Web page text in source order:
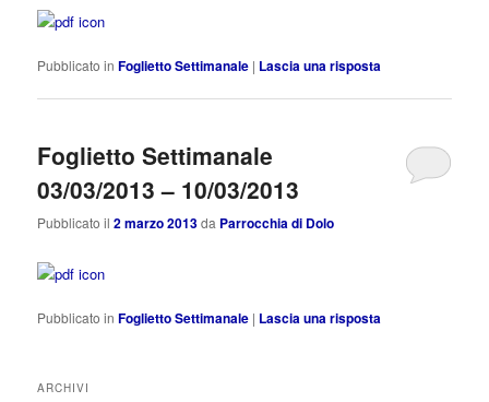
Pubblicato in Foglietto Settimanale | Lascia una risposta
Foglietto Settimanale
03/03/2013 – 10/03/2013
Pubblicato il2 marzo 2013da Parrocchia di Dolo
Pubblicato in Foglietto Settimanale | Lascia una risposta
ARCHIVI